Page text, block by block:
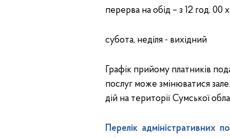
перерва на обід – з 12 год. 00
субота, неділя - вихідний
Графік прийому платників
послуг може змінюватися
дій на території Сумської
Перелік адміністративних